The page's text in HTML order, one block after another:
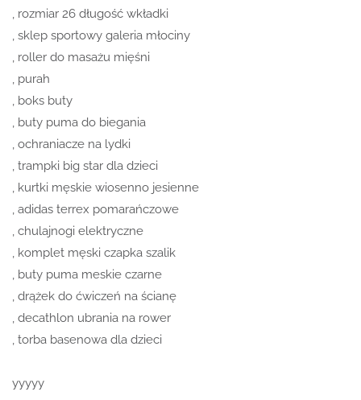
, rozmiar 26 długość wkładki
, sklep sportowy galeria młociny
, roller do masażu mięśni
, purah
, boks buty
, buty puma do biegania
, ochraniacze na lydki
, trampki big star dla dzieci
, kurtki męskie wiosenno jesienne
, adidas terrex pomarańczowe
, chulajnogi elektryczne
, komplet męski czapka szalik
, buty puma meskie czarne
, drążek do ćwiczeń na ścianę
, decathlon ubrania na rower
, torba basenowa dla dzieci
yyyyy